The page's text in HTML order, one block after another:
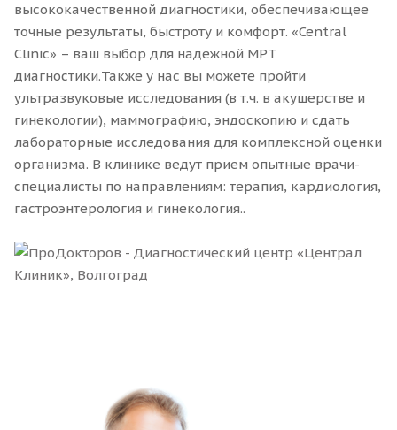
высококачественной диагностики, обеспечивающее
точные результаты, быстроту и комфорт. «Central
Clinic» – ваш выбор для надежной МРТ
диагностики.Также у нас вы можете пройти
ультразвуковые исследования (в т.ч. в акушерстве и
гинекологии), маммографию, эндоскопию и сдать
лабораторные исследования для комплексной оценки
организма. В клинике ведут прием опытные врачи-
специалисты по направлениям: терапия, кардиология,
гастроэнтерология и гинекология..